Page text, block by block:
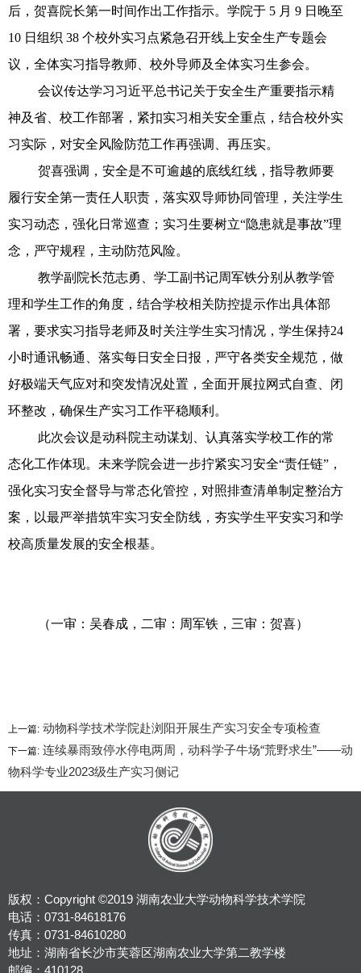
后，贺喜院长第一时间作出工作指示。学院于 5 月 9 日晚至
10 日组织 38 个校外实习点紧急召开线上安全生产专题会
议，全体实习指导教师、校外导师及全体实习生参会。
会议传达学习习近平总书记关于安全生产重要指示精
神及省、校工作部署，紧扣实习相关安全重点，结合校外实
习实际，对安全风险防范工作再强调、再压实。
贺喜强调，安全是不可逾越的底线红线，指导教师要
履行安全第一责任人职责，落实双导师协同管理，关注学生
实习动态，强化日常巡查；实习生要树立“隐患就是事故”理
念，严守规程，主动防范风险。
教学副院长范志勇、学工副书记周军铁分别从教学管
理和学生工作的角度，结合学校相关防控提示作出具体部
署，要求实习指导老师及时关注学生实习情况，学生保持24
小时通讯畅通、落实每日安全日报，严守各类安全规范，做
好极端天气应对和突发情况处置，全面开展拉网式自查、闭
环整改，确保生产实习工作平稳顺利。
此次会议是动科院主动谋划、认真落实学校工作的常
态化工作体现。未来学院会进一步拧紧实习安全“责任链”，
强化实习安全督导与常态化管控，对照排查清单制定整治方
案，以最严举措筑牢实习安全防线，夯实学生平安实习和学
校高质量发展的安全根基。
（一审：吴春成，二审：周军铁，三审：贺喜）
上一篇: 动物科学技术学院赴浏阳开展生产实习安全专项检查
下一篇: 连续暴雨致停水停电两周，动科学子牛场“荒野求生”——动
物科学专业2023级生产实习侧记
版权：Copyright ©2019 湖南农业大学动物科学技术学院
电话：0731-84618176
传真：0731-84610280
地址：湖南省长沙市芙蓉区湖南农业大学第二教学楼
邮编：410128